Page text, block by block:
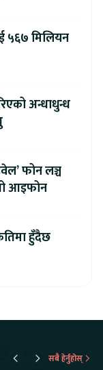
५६७ मिलियन
अन्धाधुन्ध
फोन लञ्च
आइफोन
हुँदैछ
सबै हेर्नुहोस्